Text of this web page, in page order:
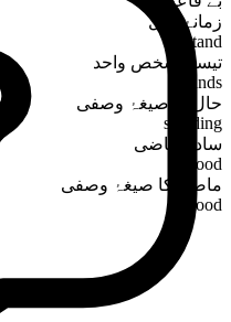
زمانۂ حال
stand
تیسرا شخص واحد
stands
حال کا صیغۂ وصفی
standing
سادہ ماضی
stood
ماضی کا صیغۂ وصفی
stood